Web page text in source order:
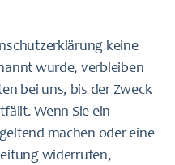
keine
wurde, verbleiben
bei uns, bis der Zweck
Wenn Sie ein
machen oder eine
widerrufen,